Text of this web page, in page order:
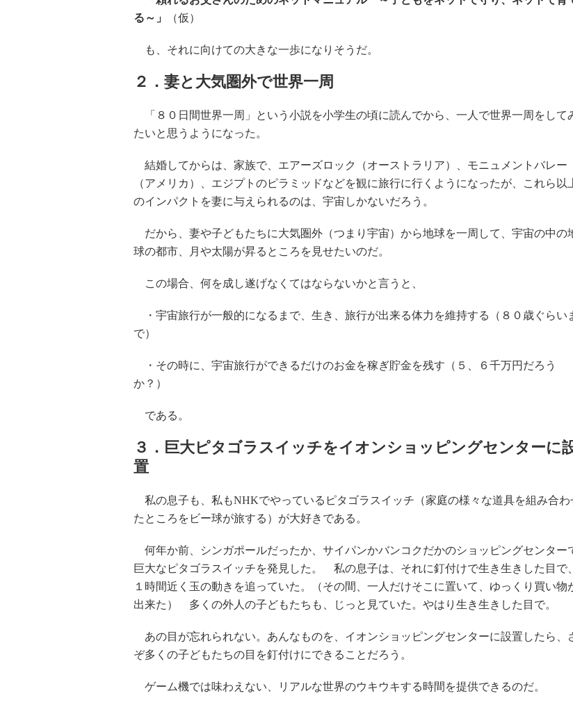
る～」
（仮）
も、それに向けての大きな一歩になりそうだ。
２．妻と大気圏外で世界一周
「８０日間世界一周」という小説を小学生の頃に読んでから、一人で世界一周をして
たいと思うようになった。
結婚してからは、家族で、エアーズロック（オーストラリア）、モニュメントバレー
（アメリカ）、エジプトのピラミッドなどを観に旅行に行くようになったが、これら以
のインパクトを妻に与えられるのは、宇宙しかないだろう。
だから、妻や子どもたちに大気圏外（つまり宇宙）から地球を一周して、宇宙の中の
球の都市、月や太陽が昇るところを見せたいのだ。
この場合、何を成し遂げなくてはならないかと言うと、
・宇宙旅行が一般的になるまで、生き、旅行が出来る体力を維持する（８０歳ぐらい
で）
・その時に、宇宙旅行ができるだけのお金を稼ぎ貯金を残す（５、６千万円だろう
か？）
である。
３．巨大ピタゴラスイッチをイオンショッピングセンターに
置
私の息子も、私もNHKでやっているピタゴラスイッチ（家庭の様々な道具を組み合わ
たところをビー球が旅する）が大好きである。
何年か前、シンガポールだったか、サイパンかバンコクだかのショッピングセンター
巨大なピタゴラスイッチを発見した。 私の息子は、それに釘付けで生き生きした目で、
１時間近く玉の動きを追っていた。（その間、一人だけそこに置いて、ゆっくり買い物
出来た） 多くの外人の子どもたちも、じっと見ていた。やはり生き生きした目で。
あの目が忘れられない。あんなものを、イオンショッピングセンターに設置したら、
ぞ多くの子どもたちの目を釘付けにできることだろう。
ゲーム機では味わえない、リアルな世界のウキウキする時間を提供できるのだ。